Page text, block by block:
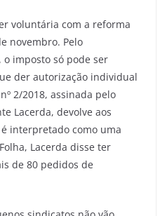
voluntária com a reforma
novembro. Pelo
imposto só pode ser
der autorização individual
2/2018, assinada pelo
Lacerda, devolve aos
interpretado como uma
Lacerda disse ter
de 80 pedidos de